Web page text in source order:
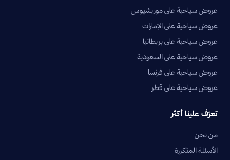
عروض سياحية على موريشيوس
عروض سياحية على الإمارات
عروض سياحية على بريطانيا
عروض سياحية على السعودية
عروض سياحية على فرنسا
عروض سياحية على قطر
تعرّف علينا أكثر
من نحن
الأسئلة المتكررة